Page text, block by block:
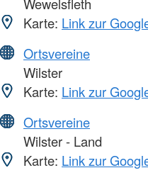
Karte: Link zur
Ortsvereine
Wilster
Karte: Link zur
Ortsvereine
Wilster - Land
Karte: Link zur